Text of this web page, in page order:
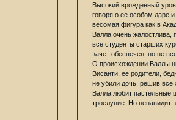
Высокий врожденный
говоря о ее особом даре
весомая фигура как в
Валла очень жалостлива,
все студенты старших
зачет обеспечен, но не
О происхождении Валлы
Висанти, ее родители,
не убили дочь, решив все
Валла любит пастельные
троелуние. Но ненавидит